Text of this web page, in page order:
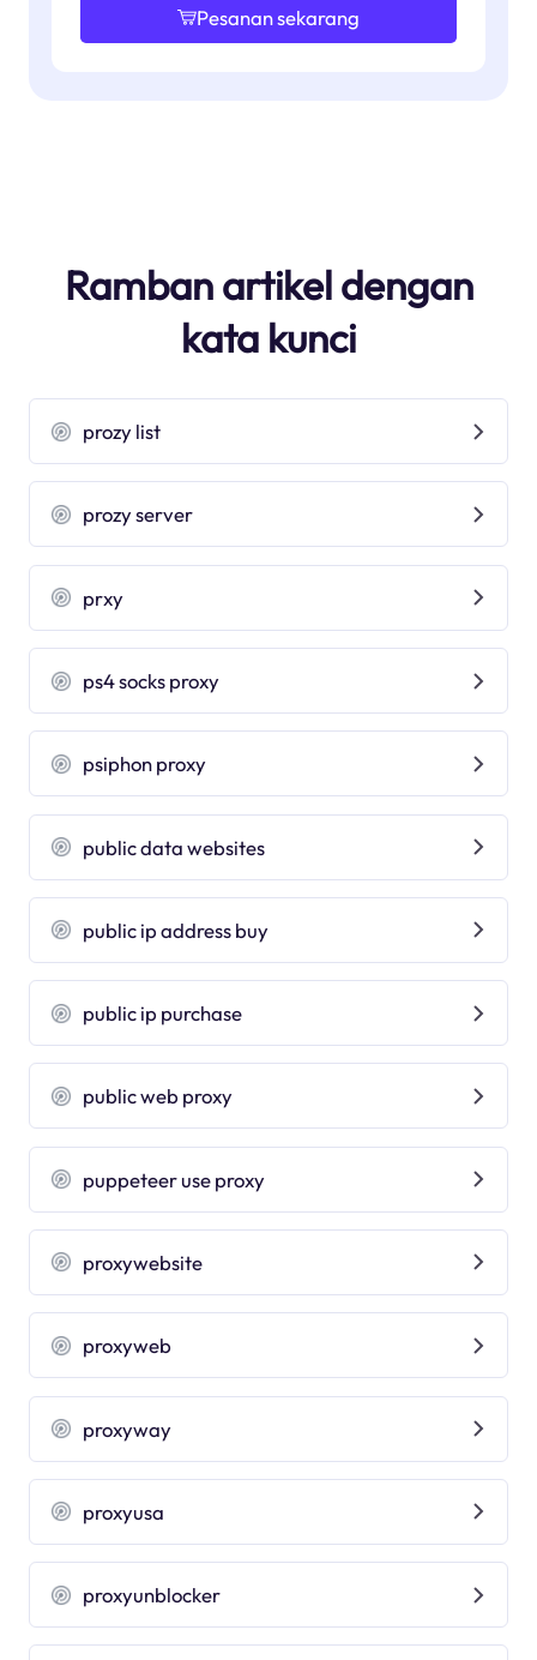
Pesanan sekarang
Ramban artikel dengan
kata kunci
prozy list
prozy server
prxy
ps4 socks proxy
psiphon proxy
public data websites
public ip address buy
public ip purchase
public web proxy
puppeteer use proxy
proxywebsite
proxyweb
proxyway
proxyusa
proxyunblocker